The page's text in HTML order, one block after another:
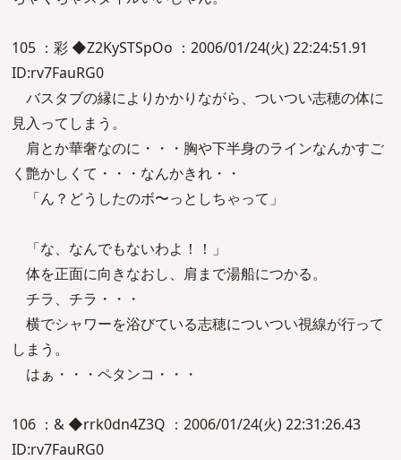
105 ：彩 ◆Z2KySTSpOo ：2006/01/24(火) 22:24:51.91
ID:rv7FauRG0
バスタブの縁によりかかりながら、ついつい志穂の体に
見入ってしまう。
肩とか華奢なのに・・・胸や下半身のラインなんかすご
く艶かしくて・・・なんかきれ・・
「ん？どうしたのボ〜っとしちゃって」
「な、なんでもないわよ！！」
体を正面に向きなおし、肩まで湯船につかる。
チラ、チラ・・・
横でシャワーを浴びている志穂についつい視線が行って
しまう。
はぁ・・・ペタンコ・・・
106 ：& ◆rrk0dn4Z3Q ：2006/01/24(火) 22:31:26.43
ID:rv7FauRG0